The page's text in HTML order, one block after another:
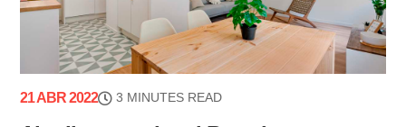
21 ABR 2022 3 MINUTES READ